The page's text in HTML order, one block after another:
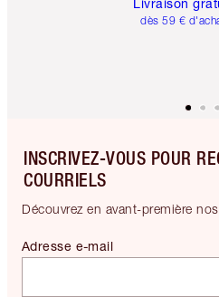
Livraison
dès 59 €
INSCRIVEZ-VOUS POUR
COURRIELS
Découvrez en avant-première
Adresse e-mail